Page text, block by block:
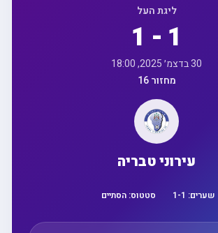
ליגת העל
1 - 1
30 בדצמ׳ 2025, 18:00
מחזור 16
עירוני טבריה
שערים: 1 -1 סטטוס:הסתיים